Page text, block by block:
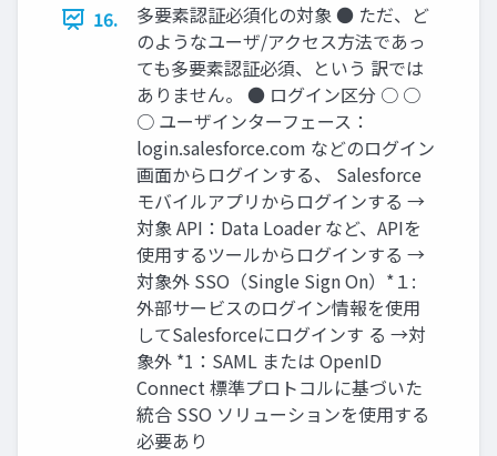
16.
多要素認証必須化の対象 ● ただ、ど
のようなユーザ/アクセス方法であっ
ても多要素認証必須、という 訳では
ありません。 ● ログイン区分 ○ ○
○ ユーザインターフェース：
login.salesforce.com などのログイン
画面からログインする、 Salesforce
モバイルアプリからログインする →
対象 API：Data Loader など、APIを
使用するツールからログインする →
対象外 SSO（Single Sign On）*１:
外部サービスのログイン情報を使用
してSalesforceにログインす る →対
象外 *1：SAML または OpenID
Connect 標準プロトコルに基づいた
統合 SSO ソリューションを使用する
必要あり